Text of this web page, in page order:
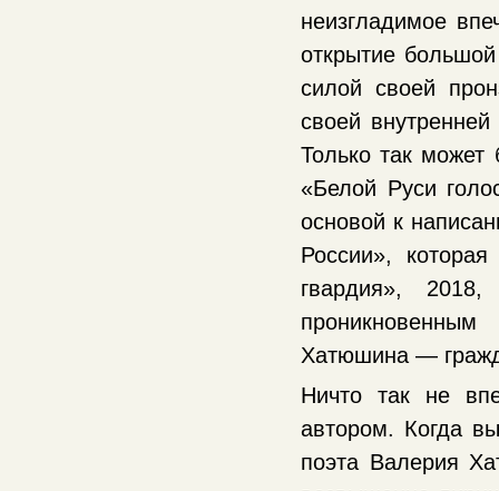
неизгладимое
открытие
силой своей
своей
Только так может
«Белой Руси
основой к
России»,
гвардия»,
Хатюшина —
Ничто так не
автором. Когда
поэта Валерия